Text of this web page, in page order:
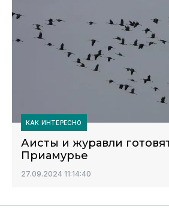
КАК ИНТЕРЕСНО
Аисты и журавли
Приамурье
27.09.2024 11:14:40